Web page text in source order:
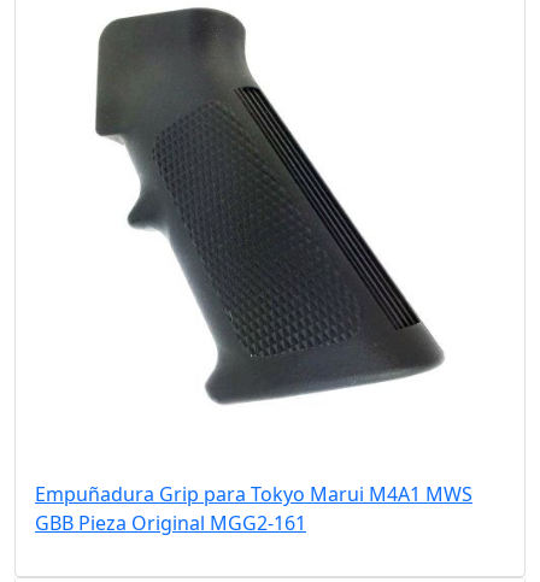
Empuñadura Grip para Tokyo Marui M4A1 MWS
GBB Pieza Original MGG2-161